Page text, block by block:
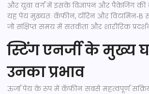
और युवा वर्ग में इसके विज्ञापन और पैकेजिंग की
यह पेय मुख्यतः कॅफ़ीन, टॉरिन और विटामिन‑B
जो संक्षिप्त समय में सतर्कता और शारीरिक
स्टिंग एनर्जी के
उनका प्रभाव
ऊर्जा पेय के रूप मेंकॅफ़ीन सबसे महत्वपूर्ण